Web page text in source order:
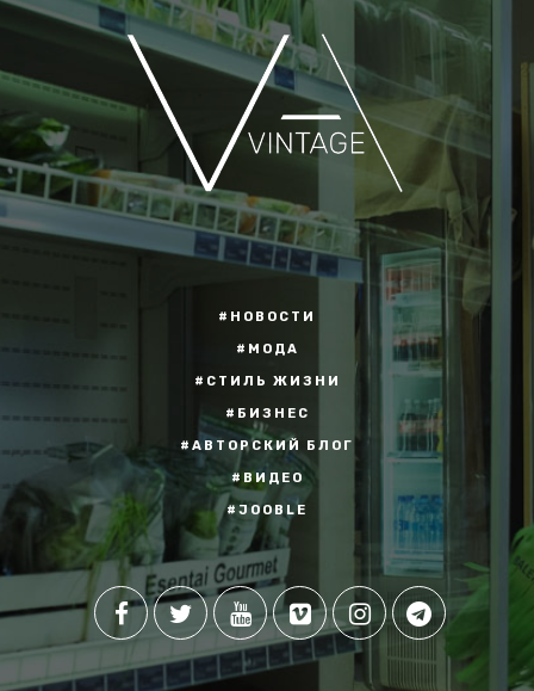
#НОВОСТИ
#МОДА
#СТИЛЬ ЖИЗНИ
#БИЗНЕС
#АВТОРСКИЙ БЛОГ
#ВИДЕО
#JOOBLE